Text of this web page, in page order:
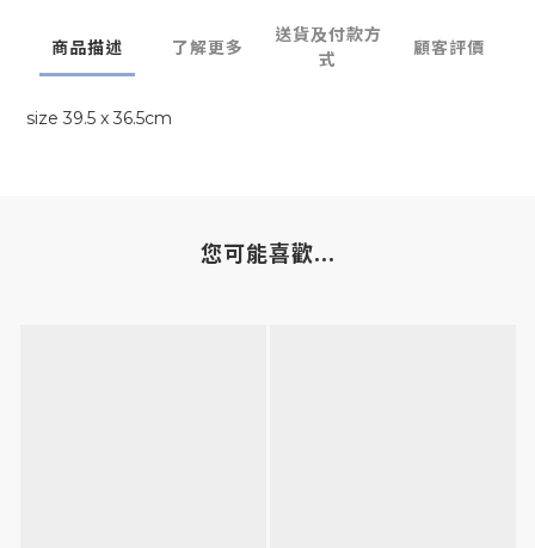
商品描述 了解更多
送貨及付款方
式
顧客評價
size 39.5 x 36.5cm
您可能喜歡...